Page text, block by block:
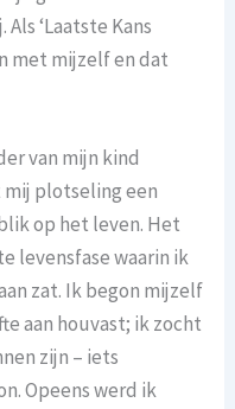
‘Laatste Kans
met mijzelf en dat
van mijn kind
plotseling een
op het leven. Het
levensfase waarin ik
zat. Ik begon mijzelf
aan houvast; ik zocht
zijn – iets
Opeens werd ik